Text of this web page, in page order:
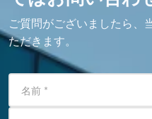
ご質問がございましたら、
ただきます。
名前 *